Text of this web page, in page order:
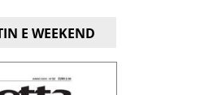
E WEEKEND